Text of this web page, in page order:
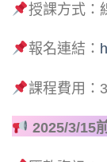
授課方式：
報名連結：
課程費用：
2025/3/15